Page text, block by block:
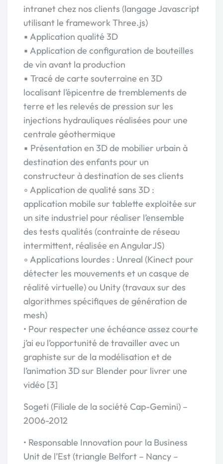
intranet chez nos clients (langage Javascript
utilisant le framework Three.js)
▪ Application qualité 3D
▪ Application de configuration de bouteilles
de vin avant la production
▪ Tracé de carte souterraine en 3D
localisant l’épicentre de tremblements de
terre et les relevés de pression sur les
injections hydrauliques réalisées pour une
centrale géothermique
▪ Présentation en 3D de mobilier urbain à
destination des enfants pour un
constructeur à destination de ses clients
◦ Application de qualité sans 3D :
application mobile sur tablette exploitée sur
un site industriel pour réaliser l’ensemble
des tests qualités (contrainte de réseau
intermittent, réalisée en AngularJS)
◦ Applications lourdes : Unreal (Kinect pour
détecter les mouvements et un casque de
réalité virtuelle) ou Unity (travaux sur des
algorithmes spécifiques de génération de
mesh)
• Pour respecter une échéance assez courte
j’ai eu l’opportunité de travailler avec un
graphiste sur de la modélisation et de
l’animation 3D sur Blender pour livrer une
vidéo [3]
Sogeti (Filiale de la société Cap-Gemini) –
2006-2012
• Responsable Innovation pour la Business
Unit de l’Est (triangle Belfort – Nancy –